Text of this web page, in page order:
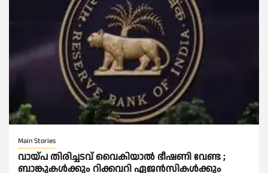
Main Stories
വായ്പ തിരിച്ചടവ് വൈകിയാല്‍ ഭീഷണി വേണ്ട ;
ബാങ്കുകള്‍ക്കും റിക്കവറി ഏജൻസികള്‍ക്കും